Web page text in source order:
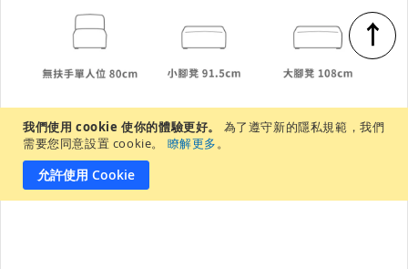
我們使用 cookie 使你的體驗更好。
為了遵守新的隱私規範，我們
需要您同意設置 cookie。
瞭解更多。
允許使用 Cookie
↑